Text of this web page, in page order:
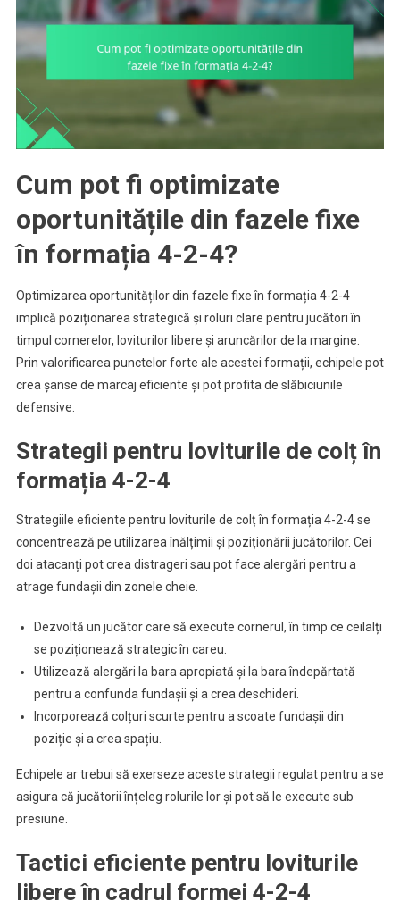
Cum pot fi optimizate
oportunitățile din fazele fixe
în formația 4-2-4?
Optimizarea oportunităților din fazele fixe în formația 4-2-4
implică poziționarea strategică și roluri clare pentru jucători în
timpul cornerelor, loviturilor libere și aruncărilor de la margine.
Prin valorificarea punctelor forte ale acestei formații, echipele pot
crea șanse de marcaj eficiente și pot profita de slăbiciunile
defensive.
Strategii pentru loviturile de colț în
formația 4-2-4
Strategiile eficiente pentru loviturile de colț în formația 4-2-4 se
concentrează pe utilizarea înălțimii și poziționării jucătorilor. Cei
doi atacanți pot crea distrageri sau pot face alergări pentru a
atrage fundașii din zonele cheie.
Dezvoltă un jucător care să execute cornerul, în timp ce ceilalți
se poziționează strategic în careu.
Utilizează alergări la bara apropiată și la bara îndepărtată
pentru a confunda fundașii și a crea deschideri.
Incorporează colțuri scurte pentru a scoate fundașii din
poziție și a crea spațiu.
Echipele ar trebui să exerseze aceste strategii regulat pentru a se
asigura că jucătorii înțeleg rolurile lor și pot să le execute sub
presiune.
Tactici eficiente pentru loviturile
libere în cadrul formei 4-2-4